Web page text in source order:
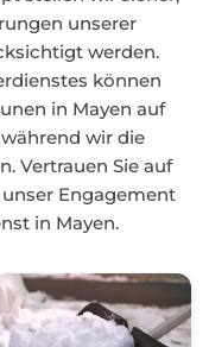
unserer
werden.
können
in Mayen auf
wir die
Vertrauen Sie auf
Engagement
in Mayen.